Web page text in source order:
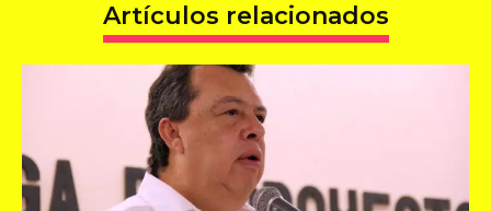
Artículos relacionados